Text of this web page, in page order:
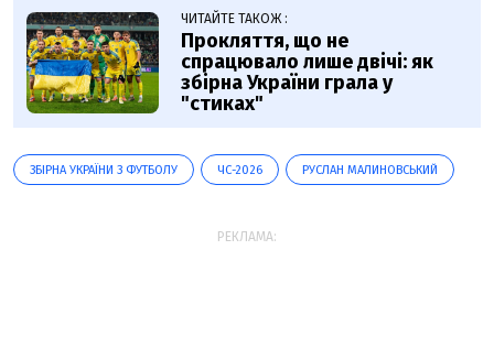
ЧИТАЙТЕ ТАКОЖ :
Прокляття, що не
спрацювало лише двічі: як
збірна України грала у
"стиках"
ЗБІРНА УКРАЇНИ З ФУТБОЛУ ЧС-2026 РУСЛАН МАЛИНОВСЬКИЙ
РЕКЛАМА: